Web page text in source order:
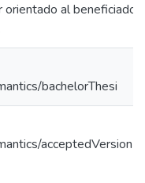
orientado al beneficiado
bachelorThesi
acceptedVersion